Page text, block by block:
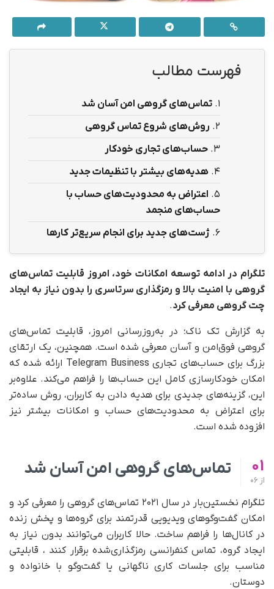
فهرست مطالب
1. تماس‌های گروهی امن آسان شد
2. روش‌های شروع تماس گروهی
3. حساب‌های تجاری خودکار
4. هدیه‌های بیشتر با تنظیمات جدید
5. اعتراض به محدودیت‌های حساب با
حساب‌های منجمد
6. ژست‌های جدید برای انجام سریع‌تر کارها
تلگرام در ادامه توسعه امکانات خود، امروز قابلیت تماس‌های
گروهی با امنیت بالا و رمزگذاری سرتاسری را بدون نیاز به ایجاد
چت گروهی معرفی کرد.
به گزارش تک ناک؛ در به‌روزرسانی امروز، قابلیت تماس‌های
گروهی فوق‌امن و آسان معرفی شده است. همچنین، یک ارتقای
بزرگ برای حساب‌های تجاری Telegram Business ارائه شده که
امکان خودکارسازی کامل این حساب‌ها را فراهم می‌کند. علاوه‌بر
این، گزینه‌های جدیدی برای هدیه دادن به کاربران، روش ساده‌تر
برای اعتراض به محدودیت‌های حساب و امکانات بیشتر نیز
افزوده شده است.
01
از
تماس‌های گروهی امن آسان شد
تلگرام نخستین‌بار در سال ۲۰۲۱ تماس‌های گروهی را معرفی کرد و
امکان گفت‌وگوهای ویدیویی قدرتمند برای گروه‌ها و پخش زنده
در کانال‌ها را فراهم ساخت. حالا کاربران می‌توانند بدون نیاز به
ایجاد گروه، تماس کنفرانسی رمزگذاری‌شده برقرار کنند ، قابلیتی
مناسب برای جلسات کاری ناگهانی یا گفت‌وگو با خانواده و
دوستان.